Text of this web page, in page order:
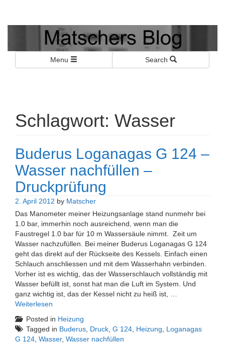
Matschers Blog
Menu Search
Schlagwort: Wasser
Buderus Loganagas G 124 –
Wasser nachfüllen –
Druckprüfung
2. April 2012 by Matscher
Das Manometer meiner Heizungsanlage stand nunmehr bei
1.0 bar, immerhin noch ausreichend, wenn man die
Faustregel 1.0 bar für 10 m Wassersäule nimmt. Zeit um
Wasser nachzufüllen. Bei meiner Buderus Loganagas G 124
geht das direkt auf der Rückseite des Kessels. Einfach einen
Schlauch anschliessen und mit dem Wasserhahn verbinden.
Vorher ist es wichtig, das der Wasserschlauch vollständig mit
Wasser befüllt ist, sonst hat man die Luft im System. Und
ganz wichtig ist, das der Kessel nicht zu heiß ist, …
Weiterlesen
Posted in Heizung
Tagged in Buderus, Druck, G 124, Heizung, Loganagas
G 124, Wasser, Wasser nachfüllen